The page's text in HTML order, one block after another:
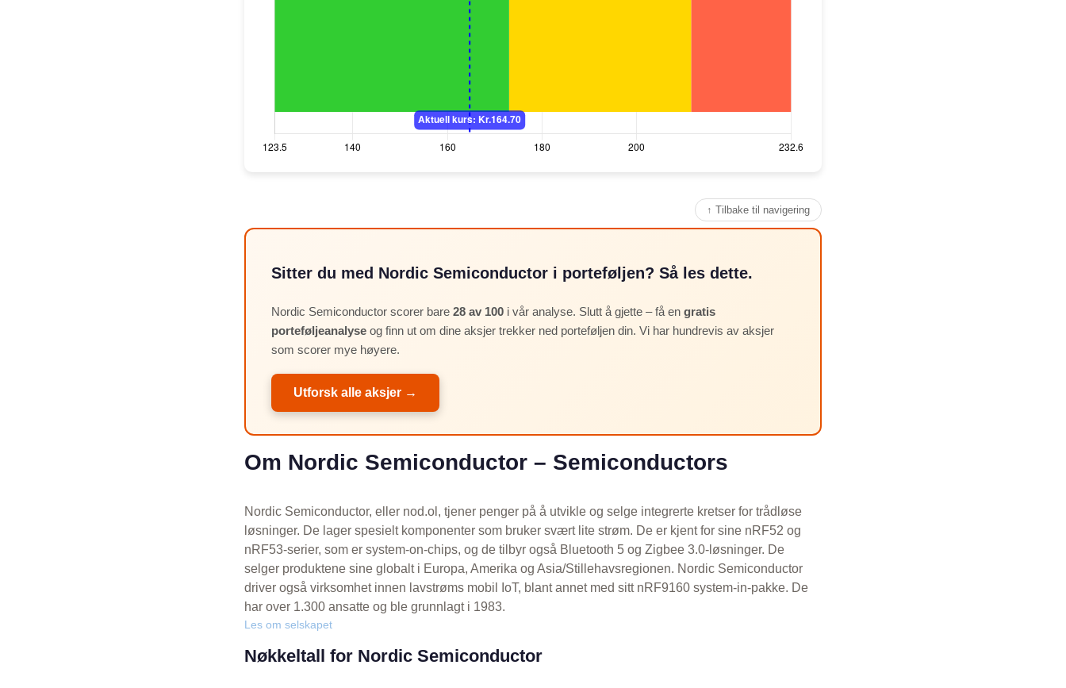
↑ Tilbake til navigering
Sitter du med Nordic Semiconductor i porteføljen? Så les dette.
Nordic Semiconductor scorer bare 28 av 100 i vår analyse. Slutt å gjette – få en gratis
porteføljeanalyse og finn ut om dine aksjer trekker ned porteføljen din. Vi har hundrevis av aksjer
som scorer mye høyere.
Utforsk alle aksjer →
Om Nordic Semiconductor – Semiconductors
Nordic Semiconductor, eller nod.ol, tjener penger på å utvikle og selge integrerte kretser for trådløse
løsninger. De lager spesielt komponenter som bruker svært lite strøm. De er kjent for sine nRF52 og
nRF53-serier, som er system-on-chips, og de tilbyr også Bluetooth 5 og Zigbee 3.0-løsninger. De
selger produktene sine globalt i Europa, Amerika og Asia/Stillehavsregionen. Nordic Semiconductor
driver også virksomhet innen lavstrøms mobil IoT, blant annet med sitt nRF9160 system-in-pakke. De
har over 1.300 ansatte og ble grunnlagt i 1983.
Les om selskapet
Nøkkeltall for Nordic Semiconductor